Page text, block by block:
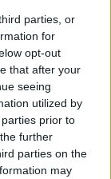
parties, or
for
opt-out
that after your
seeing
utilized by
prior to
further
parties on the
may
audio et
chaque
pour les
d'autres
pour cette
Impulsez